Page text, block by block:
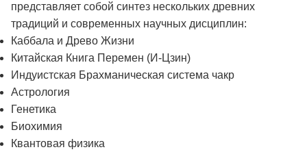
представляет собой синтез нескольких древних
традиций и современных научных дисциплин:
Каббала и Древо Жизни
Китайская Книга Перемен (И-Цзин)
Индуистская Брахманическая система чакр
Астрология
Генетика
Биохимия
Квантовая физика